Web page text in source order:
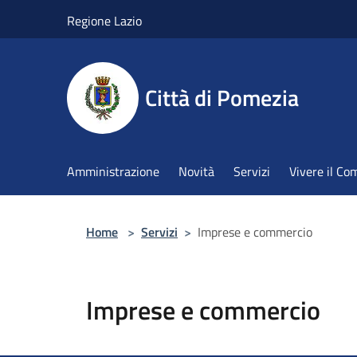
Regione Lazio
Città di Pomezia
Amministrazione Novità Servizi Vivere il
Home > Servizi > Imprese e commercio
Imprese e commercio